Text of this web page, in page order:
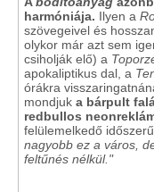
harmóniája. Ilyen a
szövegeivel és
olykor már azt sem
csiholják elő) a
apokaliptikus dal, a
órákra
mondjuk a bárpult
redbullos
felülemelkedő
nagyobb ez a város,
feltűnés nélkül."